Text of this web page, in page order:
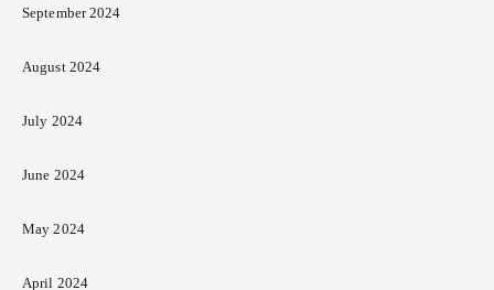
September 2024
August 2024
July 2024
June 2024
May 2024
April 2024